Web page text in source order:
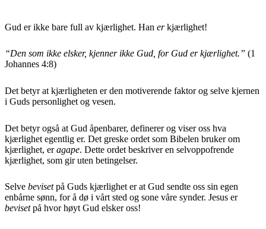
Gud er ikke bare full av kjærlighet. Han erkjærlighet!
“Den som ikke elsker, kjenner ikke Gud, for Gud er kjærlighet.” (1
Johannes 4:8)
Det betyr at kjærligheten er den motiverende faktor og selve kjernen
i Guds personlighet og vesen.
Det betyr også at Gud åpenbarer, definerer og viser oss hva
kjærlighet egentlig er. Det greske ordet som Bibelen bruker om
kjærlighet, eragape. Dette ordet beskriver en selvoppofrende
kjærlighet, som gir uten betingelser.
Selve bevisetpå Guds kjærlighet er at Gud sendte oss sin egen
enbårne sønn, for å dø i vårt sted og sone våre synder. Jesus er
bevisetpå hvor høyt Gud elsker oss!